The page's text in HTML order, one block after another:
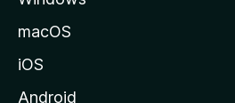
macOS
iOS
Android